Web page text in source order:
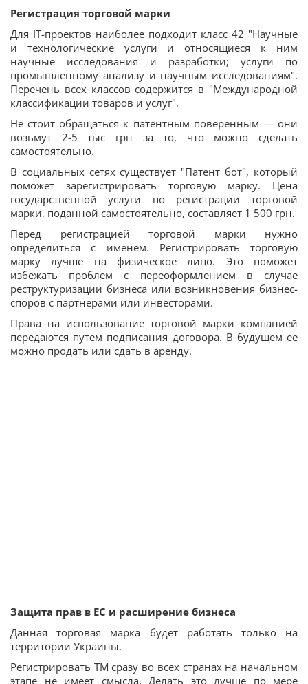
Регистрация торговой марки
Для IT-проектов наиболее подходит класс 42 "Научные
и технологические услуги и относящиеся к ним
научные исследования и разработки; услуги по
промышленному анализу и научным исследованиям".
Перечень всех классов содержится в "Международной
классификации товаров и услуг".
Не стоит обращаться к патентным поверенным — они
возьмут 2-5 тыс грн за то, что можно сделать
самостоятельно.
В социальных сетях существует "Патент бот", который
поможет зарегистрировать торговую марку. Цена
государственной услуги по регистрации торговой
марки, поданной самостоятельно, составляет 1 500 грн.
Перед регистрацией торговой марки нужно
определиться с именем. Регистрировать торговую
марку лучше на физическое лицо. Это поможет
избежать проблем с переоформлением в случае
реструктуризации бизнеса или возникновения бизнес-
споров с партнерами или инвесторами.
Права на использование торговой марки компанией
передаются путем подписания договора. В будущем ее
можно продать или сдать в аренду.
Защита прав в ЕС и расширение бизнеса
Данная торговая марка будет работать только на
территории Украины.
Регистрировать ТМ сразу во всех странах на начальном
этапе не имеет смысла. Делать это лучше по мере